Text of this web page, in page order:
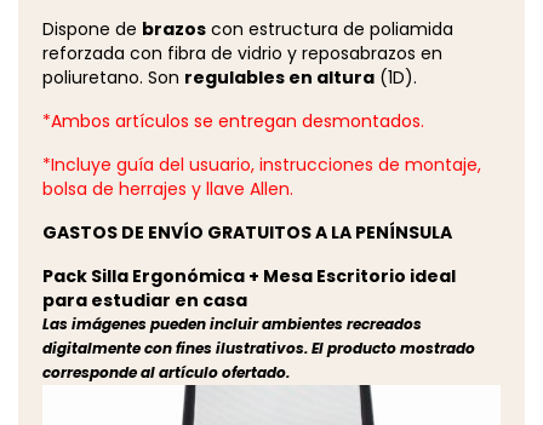
Dispone de brazos con estructura de poliamida
reforzada con fibra de vidrio y reposabrazos en
poliuretano. Son regulables en altura (1D).
*Ambos artículos se entregan desmontados.
*Incluye guía del usuario, instrucciones de montaje,
bolsa de herrajes y llave Allen.
GASTOS DE ENVÍO GRATUITOS A LA PENÍNSULA
Pack Silla Ergonómica + Mesa Escritorio ideal
para estudiar en casa
Las imágenes pueden incluir ambientes recreados
digitalmente con fines ilustrativos. El producto mostrado
corresponde al artículo ofertado.